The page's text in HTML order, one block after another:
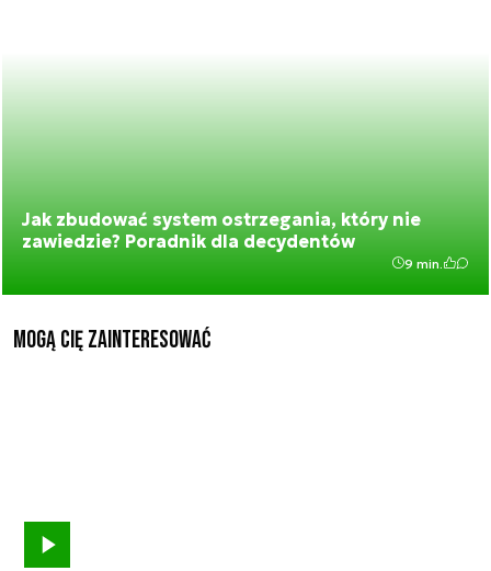
Jak zbudować system ostrzegania, który nie
zawiedzie? Poradnik dla decydentów
9 min.
Mogą Cię zainteresować